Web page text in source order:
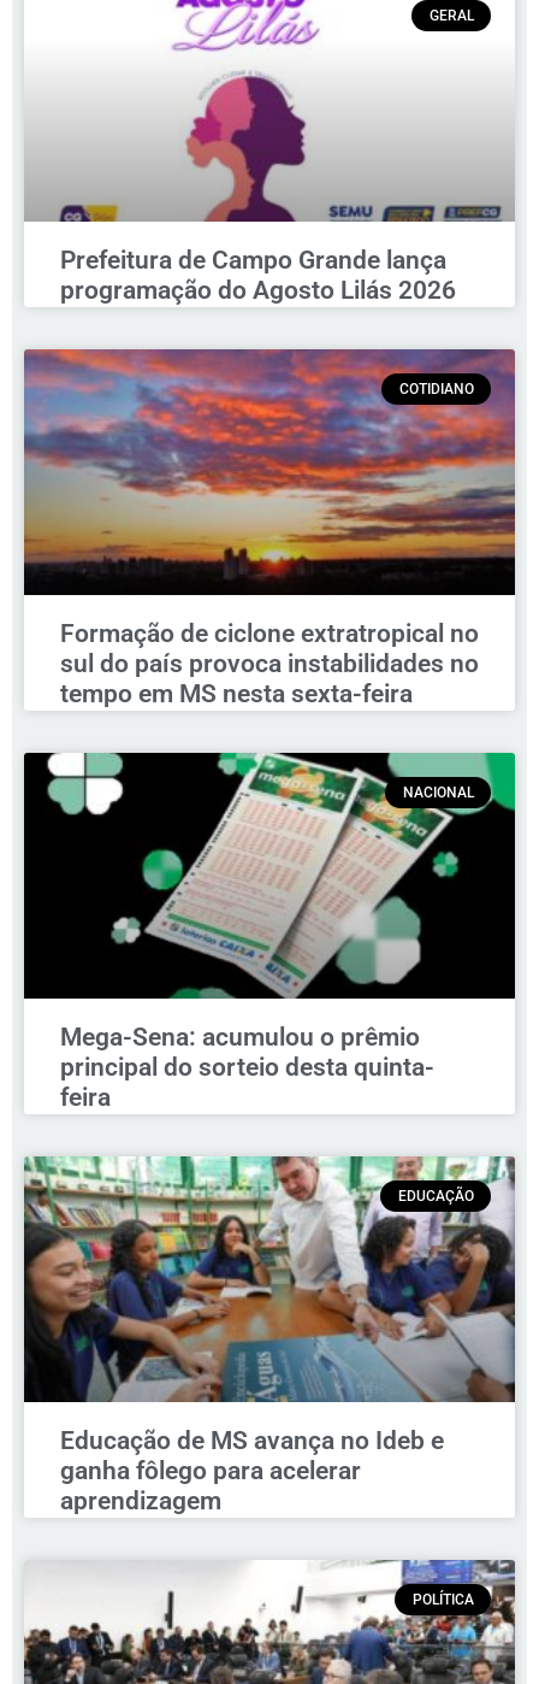
GERAL
Prefeitura de Campo Grande lança
programação do Agosto Lilás 2026
COTIDIANO
Formação de ciclone extratropical no
sul do país provoca instabilidades no
tempo em MS nesta sexta-feira
NACIONAL
Mega-Sena: acumulou o prêmio
principal do sorteio desta quinta-
feira
EDUCAÇÃO
Educação de MS avança no Ideb e
ganha fôlego para acelerar
aprendizagem
POLÍTICA